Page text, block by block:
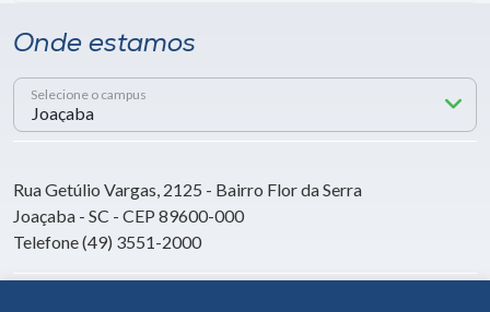
Onde estamos
Selecione o campus
Rua Getúlio Vargas, 2125 - Bairro Flor da Serra
Joaçaba - SC - CEP 89600-000
Telefone (49) 3551-2000